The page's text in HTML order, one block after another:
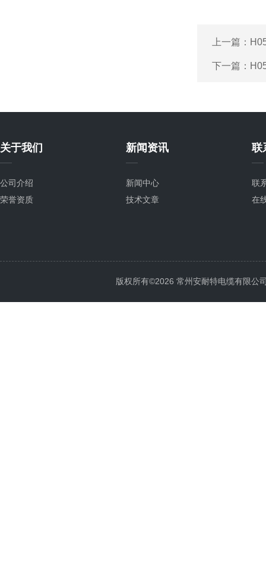
上一篇：
下一篇：
关于我们
公司介绍
荣誉资质
新闻资讯
新闻中心
技术文章
联
联
在
版权所有©2026 常州安耐特电缆有限